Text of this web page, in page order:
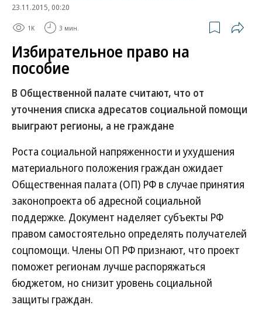
23.11.2015, 00:20
1K 3 мин.
Избирательное право на
пособие
В Общественной палате считают, что от
уточнения списка адресатов социальной помощи
выиграют регионы, а не граждане
Роста социальной напряженности и ухудшения
материального положения граждан ожидает
Общественная палата (ОП) РФ в случае принятия
законопроекта об адресной социальной
поддержке. Документ наделяет субъекты РФ
правом самостоятельно определять получателей
соцпомощи. Члены ОП РФ признают, что проект
поможет регионам лучше распоряжаться
бюджетом, но снизит уровень социальной
защиты граждан.